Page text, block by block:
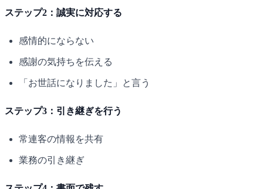
ステップ2：誠実に対応する
感情的にならない
感謝の気持ちを伝える
「お世話になりました」と言う
ステップ3：引き継ぎを行う
常連客の情報を共有
業務の引き継ぎ